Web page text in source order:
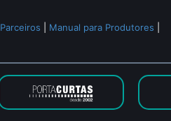
Parceiros Manual para Produtores